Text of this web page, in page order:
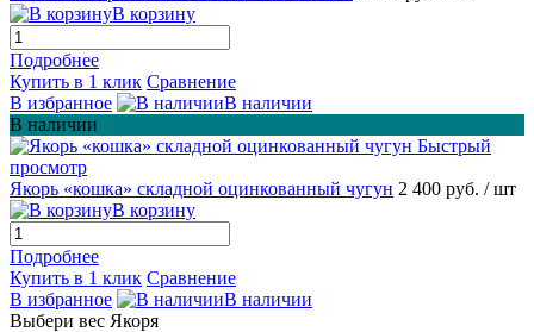
В корзину
Подробнее
Купить в 1 клик Сравнение
В избранное
В наличии
В наличии
Быстрый
просмотр
Якорь «кошка» складной оцинкованный чугун 2 400 руб. / шт
В корзину
Подробнее
Купить в 1 клик Сравнение
В избранное
В наличии
Выбери вес Якоря